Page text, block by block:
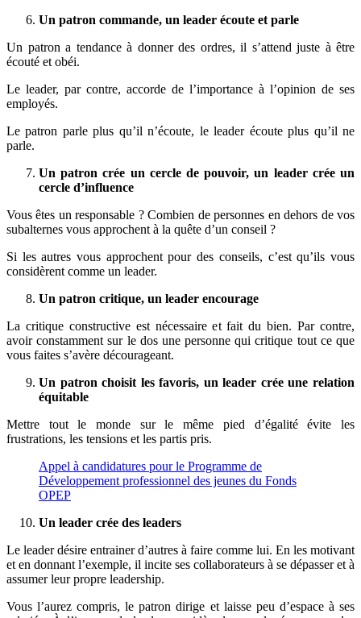
Un patron commande, un leader écoute et parle
Un patron a tendance à donner des ordres, il s’attend juste à être
écouté et obéi.
Le leader, par contre, accorde de l’importance à l’opinion de ses
employés.
Le patron parle plus qu’il n’écoute, le leader écoute plus qu’il ne
parle.
Un patron crée un cercle de pouvoir, un leader crée un
cercle d’influence
Vous êtes un responsable ? Combien de personnes en dehors de vos
subalternes vous approchent à la quête d’un conseil ?
Si les autres vous approchent pour des conseils, c’est qu’ils vous
considèrent comme un leader.
Un patron critique, un leader encourage
La critique constructive est nécessaire et fait du bien. Par contre,
avoir constamment sur le dos une personne qui critique tout ce que
vous faites s’avère décourageant.
Un patron choisit les favoris, un leader crée une relation
équitable
Mettre tout le monde sur le même pied d’égalité évite les
frustrations, les tensions et les partis pris.
Appel à candidatures pour le Programme de
Développement professionnel des jeunes du Fonds
OPEP
Un leader crée des leaders
Le leader désire entrainer d’autres à faire comme lui. En les motivant
et en donnant l’exemple, il incite ses collaborateurs à se dépasser et à
assumer leur propre leadership.
Vous l’aurez compris, le patron dirige et laisse peu d’espace à ses